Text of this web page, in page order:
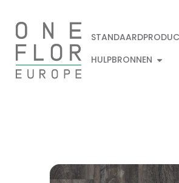
HULPBRONNEN